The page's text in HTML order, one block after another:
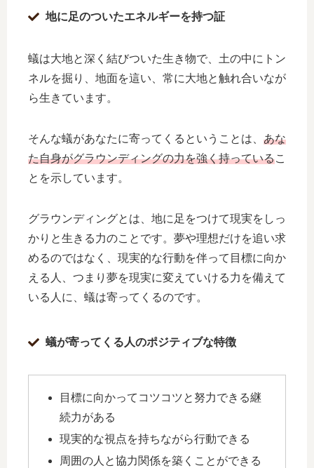
地に足のついたエネルギーを持つ証
蟻は大地と深く結びついた生き物で、土の中にトン
ネルを掘り、地面を這い、常に大地と触れ合いなが
ら生きています。
そんな蟻があなたに寄ってくるということは、 あな
た自身がグラウンディングの力を強く持っているこ
とを示しています。
グラウンディングとは、地に足をつけて現実をしっ
かりと生きる力のことです。夢や理想だけを追い求
めるのではなく、現実的な行動を伴って目標に向か
える人、つまり夢を現実に変えていける力を備えて
いる人に、蟻は寄ってくるのです。
蟻が寄ってくる人のポジティブな特徴
目標に向かってコツコツと努力できる継
続力がある
現実的な視点を持ちながら行動できる
周囲の人と協力関係を築くことができる